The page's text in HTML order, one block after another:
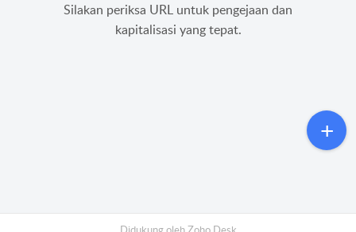
Silakan periksa URL untuk pengejaan dan
kapitalisasi yang tepat.